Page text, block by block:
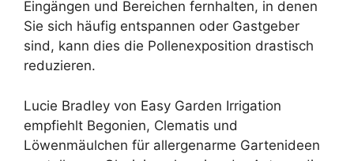
Eingängen und Bereichen fernhalten, in denen
Sie sich häufig entspannen oder Gastgeber
sind, kann dies die Pollenexposition drastisch
reduzieren.
Lucie Bradley von Easy Garden Irrigation
empfiehlt Begonien, Clematis und
Löwenmäulchen für allergenarme Gartenideen